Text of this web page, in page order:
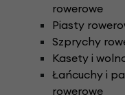
rowerowe
Piasty
Szprychy
Kasety i
Łańcuchy i
rowerowe